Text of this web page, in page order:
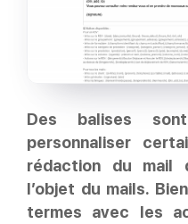
Des balises
personnaliser
rédaction du mail
l’objet du mails.
termes avec les